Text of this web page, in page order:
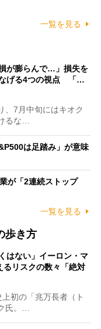
一覧を見る
が膨らんで…」損失を
げる4つの視点 「…
、7月中旬にはキオク
るな…
は足踏み」が意味
が「2連続ストップ
一覧を見る
歩き方
はない」イーロン・マ
るリスクの数々「絶対
初の「兆万長者（ト
氏。…